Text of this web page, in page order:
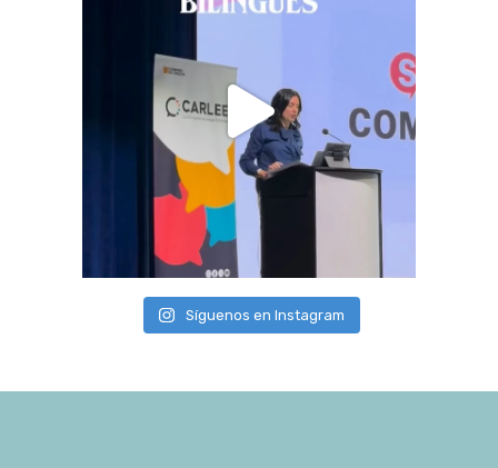
Síguenos en Instagram